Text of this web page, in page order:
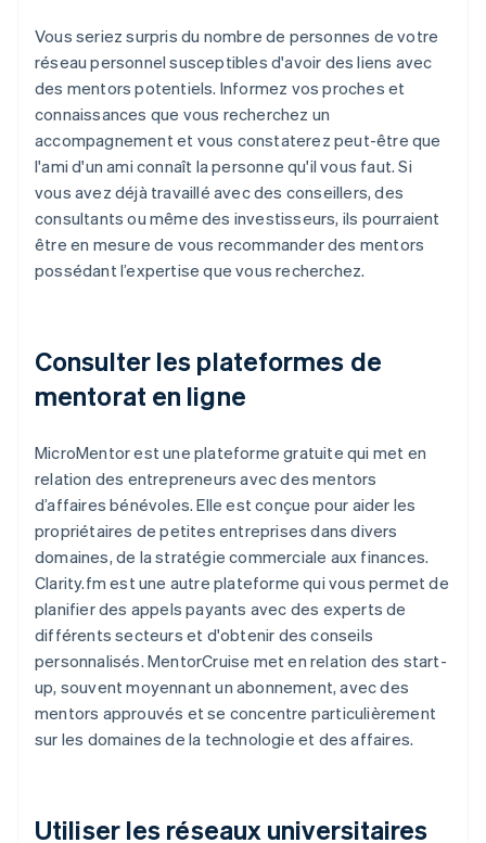
Vous seriez surpris du nombre de personnes de votre
réseau personnel susceptibles d'avoir des liens avec
des mentors potentiels. Informez vos proches et
connaissances que vous recherchez un
accompagnement et vous constaterez peut-être que
l'ami d'un ami connaît la personne qu'il vous faut. Si
vous avez déjà travaillé avec des conseillers, des
consultants ou même des investisseurs, ils pourraient
être en mesure de vous recommander des mentors
possédant l’expertise que vous recherchez.
Consulter les plateformes de
mentorat en ligne
MicroMentor est une plateforme gratuite qui met en
relation des entrepreneurs avec des mentors
d’affaires bénévoles. Elle est conçue pour aider les
propriétaires de petites entreprises dans divers
domaines, de la stratégie commerciale aux finances.
Clarity.fm est une autre plateforme qui vous permet de
planifier des appels payants avec des experts de
différents secteurs et d'obtenir des conseils
personnalisés. MentorCruise met en relation des start-
up, souvent moyennant un abonnement, avec des
mentors approuvés et se concentre particulièrement
sur les domaines de la technologie et des affaires.
Utiliser les réseaux universitaires